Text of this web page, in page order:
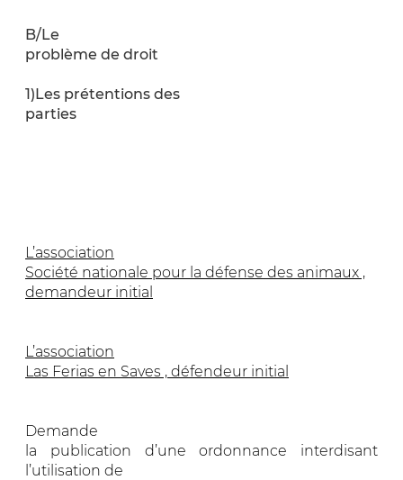
B/Le
problème de droit
1)Les prétentions des
parties
L’association
Société nationale pour la défense des animaux ,
demandeur initial
L’association
Las Ferias en Saves , défendeur initial
Demande
la publication d’une ordonnance interdisant
l’utilisation de